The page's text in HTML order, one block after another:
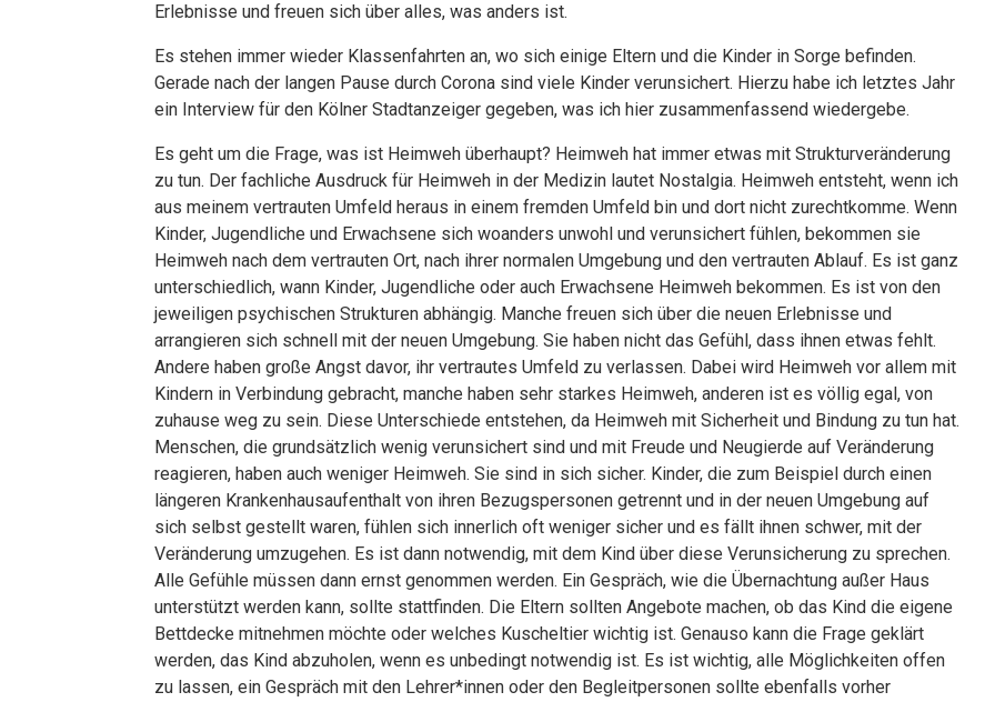
Erlebnisse und freuen sich über alles, was anders ist.
Es stehen immer wieder Klassenfahrten an, wo sich einige Eltern und die Kinder in Sorge befinden.
Gerade nach der langen Pause durch Corona sind viele Kinder verunsichert. Hierzu habe ich letztes Jahr
ein Interview für den Kölner Stadtanzeiger gegeben, was ich hier zusammenfassend wiedergebe.
Es geht um die Frage, was ist Heimweh überhaupt? Heimweh hat immer etwas mit Strukturveränderung
zu tun. Der fachliche Ausdruck für Heimweh in der Medizin lautet Nostalgia. Heimweh entsteht, wenn ich
aus meinem vertrauten Umfeld heraus in einem fremden Umfeld bin und dort nicht zurechtkomme. Wenn
Kinder, Jugendliche und Erwachsene sich woanders unwohl und verunsichert fühlen, bekommen sie
Heimweh nach dem vertrauten Ort, nach ihrer normalen Umgebung und den vertrauten Ablauf. Es ist ganz
unterschiedlich, wann Kinder, Jugendliche oder auch Erwachsene Heimweh bekommen. Es ist von den
jeweiligen psychischen Strukturen abhängig. Manche freuen sich über die neuen Erlebnisse und
arrangieren sich schnell mit der neuen Umgebung. Sie haben nicht das Gefühl, dass ihnen etwas fehlt.
Andere haben große Angst davor, ihr vertrautes Umfeld zu verlassen. Dabei wird Heimweh vor allem mit
Kindern in Verbindung gebracht, manche haben sehr starkes Heimweh, anderen ist es völlig egal, von
zuhause weg zu sein. Diese Unterschiede entstehen, da Heimweh mit Sicherheit und Bindung zu tun hat.
Menschen, die grundsätzlich wenig verunsichert sind und mit Freude und Neugierde auf Veränderung
reagieren, haben auch weniger Heimweh. Sie sind in sich sicher. Kinder, die zum Beispiel durch einen
längeren Krankenhausaufenthalt von ihren Bezugspersonen getrennt und in der neuen Umgebung auf
sich selbst gestellt waren, fühlen sich innerlich oft weniger sicher und es fällt ihnen schwer, mit der
Veränderung umzugehen. Es ist dann notwendig, mit dem Kind über diese Verunsicherung zu sprechen.
Alle Gefühle müssen dann ernst genommen werden. Ein Gespräch, wie die Übernachtung außer Haus
unterstützt werden kann, sollte stattfinden. Die Eltern sollten Angebote machen, ob das Kind die eigene
Bettdecke mitnehmen möchte oder welches Kuscheltier wichtig ist. Genauso kann die Frage geklärt
werden, das Kind abzuholen, wenn es unbedingt notwendig ist. Es ist wichtig, alle Möglichkeiten offen
zu lassen, ein Gespräch mit den Lehrer*innen oder den Begleitpersonen sollte ebenfalls vorher